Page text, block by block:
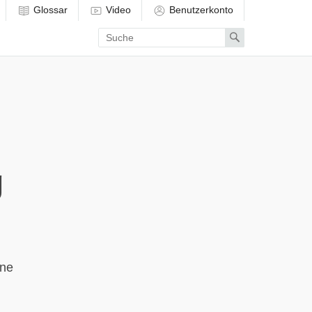
Glossar Video Benutzerkonto
Enter
search
term
Search